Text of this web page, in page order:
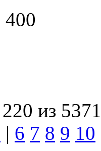
400
из 5371
| 6 7 8 9 10